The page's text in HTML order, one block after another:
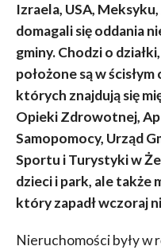
Izraela, USA,
domagali się oddania
gminy. Chodzi o
położone są w
których znajdują się
Opieki Zdrowotnej,
Samopomocy, Urząd
Sportu i Turystyki w
dzieci i park, ale także
który zapadł wczoraj
Nieruchomości były w